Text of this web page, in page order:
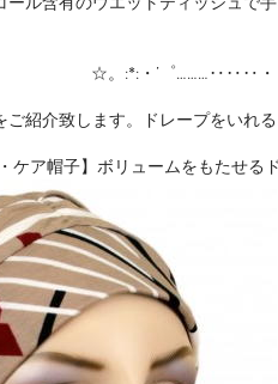
☆。:*:・’゜………‥‥‥
紹介致します。ドレープをいれ
ケア帽子】ボリュームをもたせ